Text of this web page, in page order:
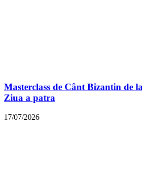
Masterclass de Cânt Bizantin de
Ziua a patra
17/07/2026